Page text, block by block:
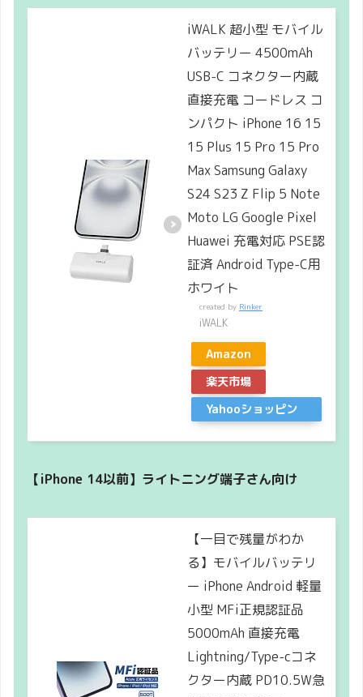
iWALK 超小型 モバイル
バッテリー 4500mAh
USB-C コネクター内蔵
直接充電 コードレス コ
ンパクト iPhone 16 15
15 Plus 15 Pro 15 Pro
Max Samsung Galaxy
S24 S23 Z Flip 5 Note
Moto LG Google Pixel
Huawei 充電対応 PSE認
証済 Android Type-C用
ホワイト
created by Rinker
iWALK
Amazon
楽天市場
Yahooショッピン
【iPhone 14以前】ライトニング端子さん向け
【一目で残量がわか
る】モバイルバッテリ
ー iPhone Android 軽量
小型 MFi正規認証品
5000mAh 直接充電
Lightning/Type-cコネ
クター内蔵 PD10.5W急